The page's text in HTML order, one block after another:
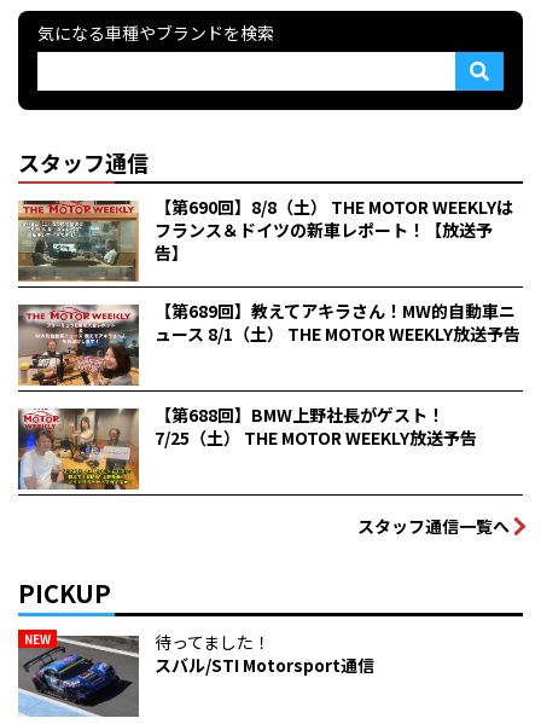
気になる車種やブランドを検索
スタッフ通信
【第690回】8/8（土） THE MOTOR WEEKLYは
フランス＆ドイツの新車レポート！【放送予
告】
【第689回】教えてアキラさん！MW的自動車ニ
ュース 8/1（土） THE MOTOR WEEKLY放送予告
【第688回】BMW上野社長がゲスト！
7/25（土） THE MOTOR WEEKLY放送予告
スタッフ通信一覧へ
PICKUP
NEW
待ってました！
スバル/STI Motorsport通信